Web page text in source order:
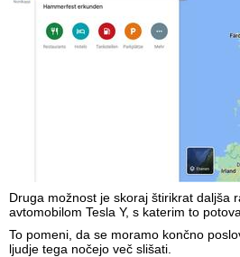
Druga možnost je skoraj štirikrat daljša
avtomobilom Tesla Y, s katerim to
To pomeni, da se moramo končno
ljudje tega nočejo več slišati.